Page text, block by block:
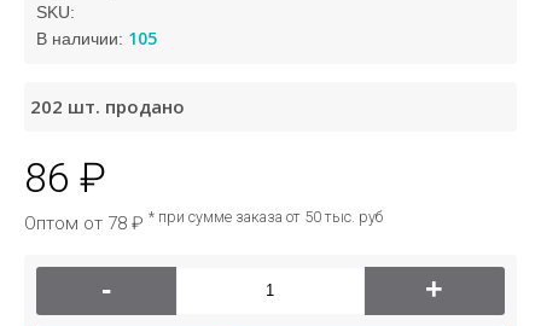
SKU:
В наличии: 105
202 шт. продано
86 ₽
Оптом от 78 ₽ * при сумме заказа от 50 тыс. руб
- +